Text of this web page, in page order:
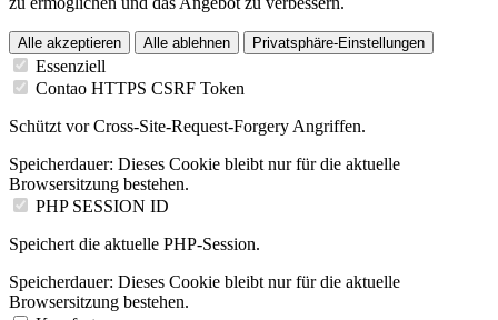
Alle akzeptieren Alle ablehnen Privatsphäre-Einstellungen
Essenziell
Contao HTTPS CSRF Token
Schützt vor Cross-Site-Request-Forgery Angriffen.
Speicherdauer: Dieses Cookie bleibt nur für die aktuelle
Browsersitzung bestehen.
PHP SESSION ID
Speichert die aktuelle PHP-Session.
Speicherdauer: Dieses Cookie bleibt nur für die aktuelle
Browsersitzung bestehen.